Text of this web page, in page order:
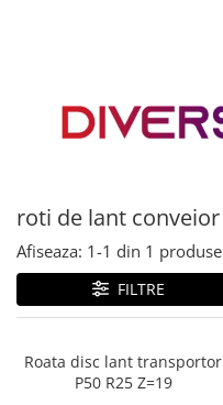
ASA
SILK
HIPS
PMMA
MULTIMATERIAL
roti de lant conveior
Afiseaza: 1-1 din 1 produse
FILTRE
Roata disc lant transportor
P50 R25 Z=19